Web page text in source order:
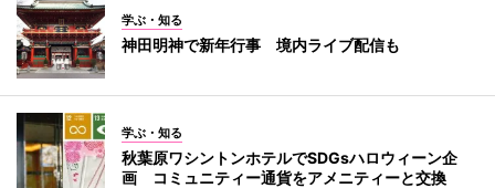
学ぶ・知る
神田明神で新年行事 境内ライブ配信も
学ぶ・知る
秋葉原ワシントンホテルでSDGsハロウィーン企
画 コミュニティー通貨をアメニティーと交換